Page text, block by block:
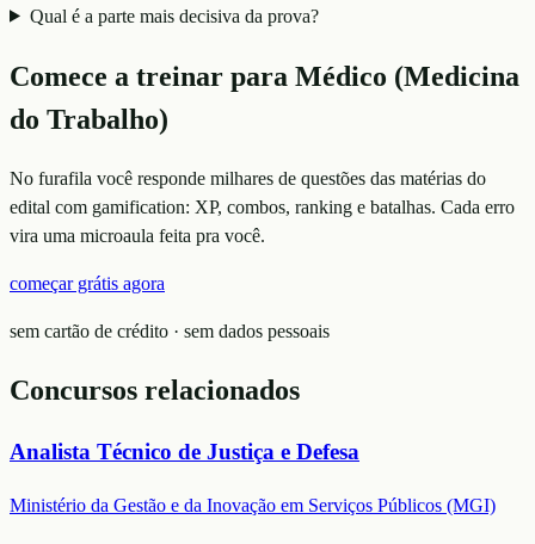
Qual é a parte mais decisiva da prova?
Comece a treinar para Médico (Medicina
do Trabalho)
No furafila você responde milhares de questões das matérias do
edital com gamification: XP, combos, ranking e batalhas. Cada erro
vira uma microaula feita pra você.
começar grátis agora
sem cartão de crédito · sem dados pessoais
Concursos relacionados
Analista Técnico de Justiça e Defesa
Ministério da Gestão e da Inovação em Serviços Públicos (MGI)